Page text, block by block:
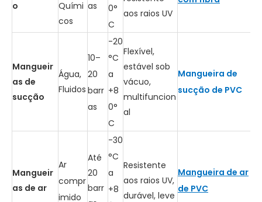
o
Quími
cos
as
0°
C
aos raios UV
Mangueir
as de
sucção
Água,
Fluidos
10–
20
barr
as
-20
°C
a
+8
0°
C
Flexível,
estável sob
vácuo,
multifuncion
al
Mangueira de
sucção de PVC
Mangueir
as de ar
Ar
compr
imido
Até
20
barr
-30
°C
a
+8
Resistente
aos raios UV,
durável, leve
Mangueira de ar
de PVC